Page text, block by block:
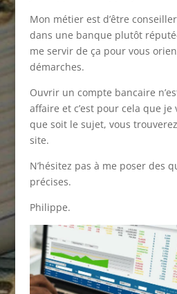
Mon métier est d’être
dans une banque plutôt
me servir de ça pour vous
démarches.
Ouvrir un compte bancaire
affaire et c’est pour cela que
que soit le sujet, vous
site.
N’hésitez pas à me poser des
précises.
Philippe.